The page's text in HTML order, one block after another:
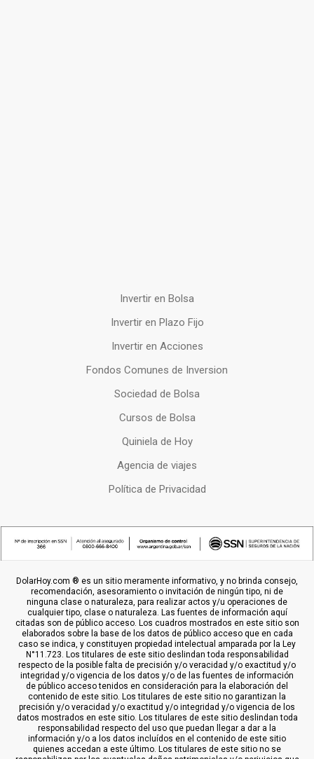
Invertir en Bolsa
Invertir en Plazo Fijo
Invertir en Acciones
Fondos Comunes de Inversion
Sociedad de Bolsa
Cursos de Bolsa
Quiniela de Hoy
Agencia de viajes
Política de Privacidad
DolarHoy.com ® es un sitio meramente informativo, y no brinda consejo,
recomendación, asesoramiento o invitación de ningún tipo, ni de
ninguna clase o naturaleza, para realizar actos y/u operaciones de
cualquier tipo, clase o naturaleza. Las fuentes de información aquí
citadas son de público acceso. Los cuadros mostrados en este sitio son
elaborados sobre la base de los datos de público acceso que en cada
caso se indica, y constituyen propiedad intelectual amparada por la Ley
N°11.723. Los titulares de este sitio deslindan toda responsabilidad
respecto de la posible falta de precisión y/o veracidad y/o exactitud y/o
integridad y/o vigencia de los datos y/o de las fuentes de información
de público acceso tenidos en consideración para la elaboración del
contenido de este sitio. Los titulares de este sitio no garantizan la
precisión y/o veracidad y/o exactitud y/o integridad y/o vigencia de los
datos mostrados en este sitio. Los titulares de este sitio deslindan toda
responsabilidad respecto del uso que puedan llegar a dar a la
información y/o a los datos incluídos en el contenido de este sitio
quienes accedan a este último. Los titulares de este sitio no se